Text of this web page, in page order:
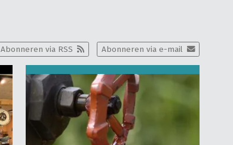
Abonneren via e-mail
Abonneren via RSS